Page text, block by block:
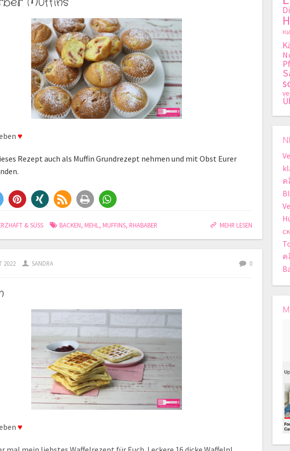
♥
Rezept auch als Muffin Grundrezept nehmen und mit Obst Eurer
MEHR LESEN
& SÜSS BACKEN, MEHL , MUFFINS, RHABABER
2022 SANDRA 0
♥
ค
ค